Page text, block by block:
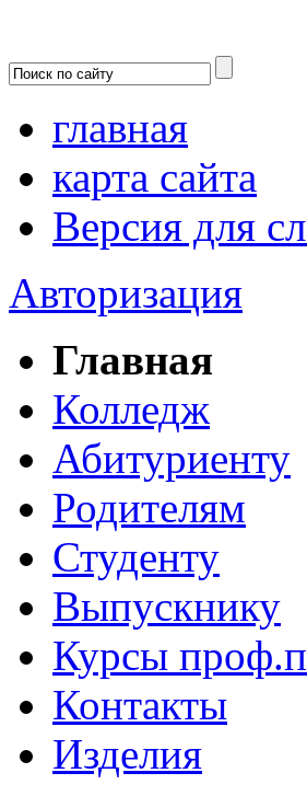
главная
карта сайта
Версия для
Авторизация
Главная
Колледж
Абитуриенту
Родителям
Студенту
Выпускнику
Курсы
Контакты
Изделия